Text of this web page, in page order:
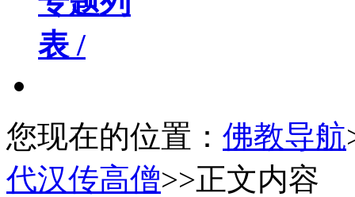
表 /
您现在的位置： 佛教导航
代汉传高僧>>正文内容